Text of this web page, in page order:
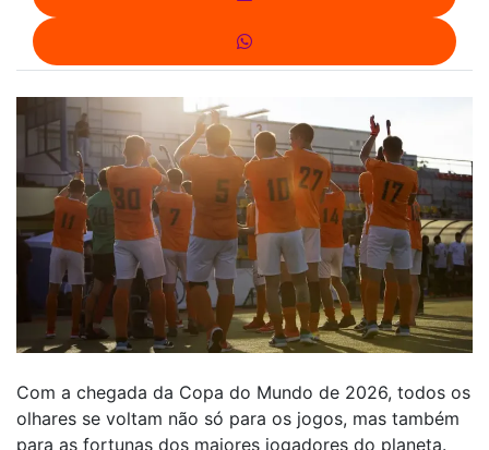
Com a chegada da Copa do Mundo de 2026, todos os
olhares se voltam não só para os jogos, mas também
para as fortunas dos maiores jogadores do planeta.